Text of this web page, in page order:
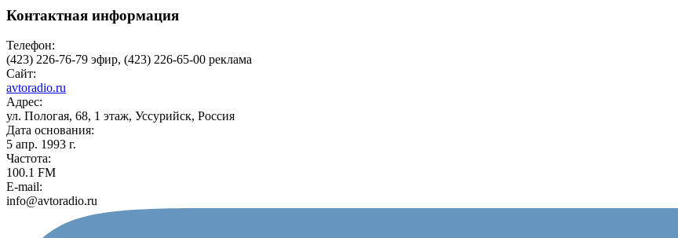
Контактная информация
Телефон:
(423) 226-76-79 эфир, (423) 226-65-00 реклама
Сайт:
avtoradio.ru
Адрес:
ул. Пологая, 68, 1 этаж, Уссурийск, Россия
Дата основания:
5 апр. 1993 г.
Частота:
100.1 FM
E-mail:
info@avtoradio.ru